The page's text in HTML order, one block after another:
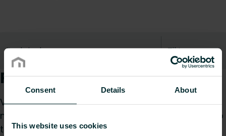
Consent Details About
This website uses cookies
Beskrivelse Til toppen
Produktbeskrivelse
Vægbeslag WK155 er en højkvalitets
monteringsløsning til radiatorer, der kan bære op
til 250 kg. Det fås i forskellige finish, herunder hvid